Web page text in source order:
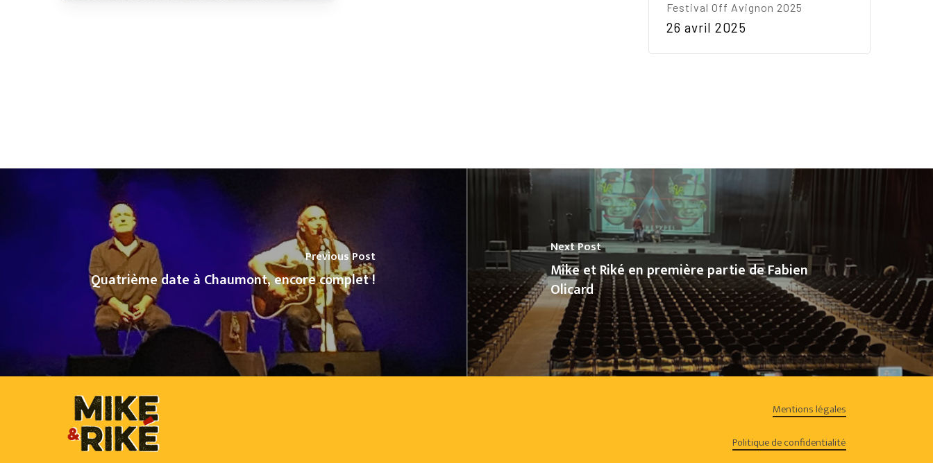
Festival Off Avignon 2025
26 avril 2025
Previous Post
Quatrième date à Chaumont, encore complet !
Next Post
Mike et Riké en première partie de Fabien
Olicard
Mentions légales
Politique de confidentialité